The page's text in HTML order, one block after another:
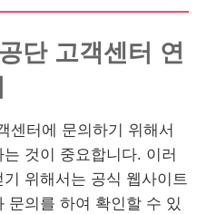
단 고객센터 연
센터에 문의하기 위해서
는 것이 중요합니다. 이러
위해서는 공식 웹사이트
문의를 하여 확인할 수 있